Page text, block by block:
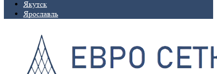
Якутск
Ярославль